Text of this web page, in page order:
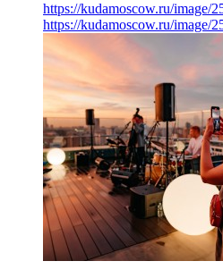
https://kudamoscow.ru/image/
https://kudamoscow.ru/image/